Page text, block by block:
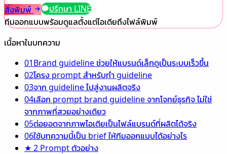
สั่งพิมพ์
ปรึกษา LINE
ทีมออกแบบพร้อมดูแลตั้งแต่ไอเดียถึงไฟล์พิมพ์
เนื้อหาในบทความ
01Brand guideline ช่วยให้แบรนด์เล็กดูเป็นระบบเร็วขึ้น
02โครง prompt สำหรับทำ guideline
03จาก guideline ไปสู่งานผลิตจริง
04เลือก prompt brand guideline จากโจทย์ธุรกิจ ไม่ใช่
จากภาพที่สวยอย่างเดียว
05ต่อยอดจากภาพไอเดียเป็นไฟล์แบรนด์ที่ผลิตได้จริง
06ใช้บทความนี้เป็น brief ให้ทีมออกแบบได้อย่างไร
★ 2 Prompt ตัวอย่าง